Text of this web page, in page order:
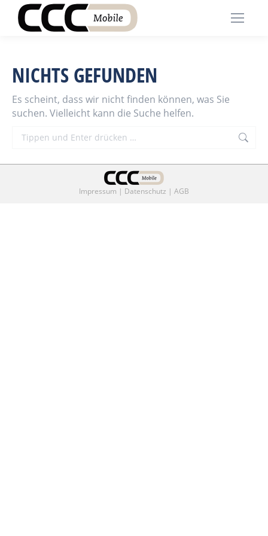
NICHTS GEFUNDEN
Es scheint, dass wir nicht finden können, was Sie
suchen. Vielleicht kann die Suche helfen.
Search:
Impressum | Datenschutz | AGB